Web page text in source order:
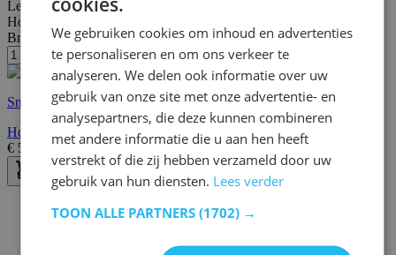
Lengte:192 cm
Hoogte:
Breedte/diepte:137 cm
Snelle levering
Hoekbank Tweety links - 192x137x82cm - marineblauwe stof
€ 539,00 €627,00
30 dagen bedenktijd
We gebruiken cookies om inhoud en advertenties
te personaliseren en om ons verkeer te
analyseren. We delen ook informatie over uw
gebruik van onze site met onze advertentie- en
analysepartners, die deze kunnen combineren
met andere informatie die u aan hen heeft
verstrekt of die zij hebben verzameld door uw
gebruik van hun diensten. Lees verder
TOON ALLE PARTNERS (1702) →